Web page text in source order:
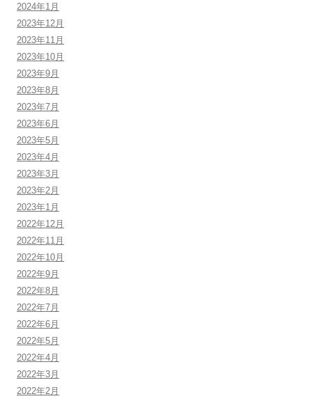
2024年1月
2023年12月
2023年11月
2023年10月
2023年9月
2023年8月
2023年7月
2023年6月
2023年5月
2023年4月
2023年3月
2023年2月
2023年1月
2022年12月
2022年11月
2022年10月
2022年9月
2022年8月
2022年7月
2022年6月
2022年5月
2022年4月
2022年3月
2022年2月